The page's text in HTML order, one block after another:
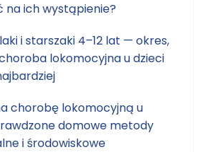
na ich wystąpienie?
i starszaki 4–12 lat — okres,
lokomocyjna u dzieci
chorobę lokomocyjną u
domowe metody
i środowiskowe